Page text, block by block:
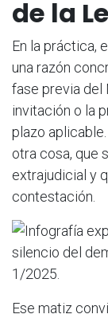
de la
En la práctica,
una razón
fase previa del
invitación o la
plazo
otra cosa, que
extrajudicial y
contestación.
Ese matiz